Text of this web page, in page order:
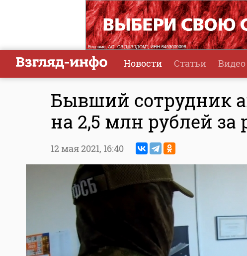
Новости Статьи Видео
Бывший сотрудник
на 2,5 млн рублей за
12 мая 2021, 16:40